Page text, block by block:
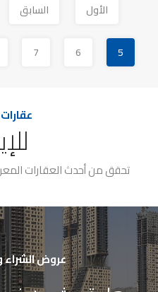
الأول السابق
5
6
7
تحقق من أحدث العقارات
عروض الشراء